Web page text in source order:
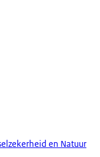
en Natuur